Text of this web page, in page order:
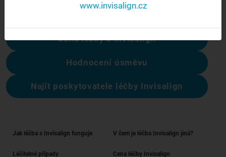
Cena léčby s Invisalign
Hodnocení úsměvu
Najít poskytovatele léčby Invisalign
Jak léčba s Invisalign funguje V čem je léčba Invisalign jiná?
Léčitelné případy Cena léčby Invisalign
www.invisalign.cz